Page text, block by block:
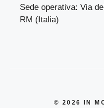
Sede operativa: Via
RM (Italia)
© 2026 IN